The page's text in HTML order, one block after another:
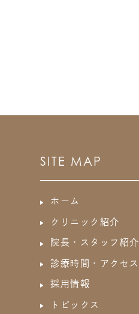
SITE MAP
ホーム
クリニック紹介
院長・スタッフ紹介
診療時間・アクセス
採用情報
トピックス